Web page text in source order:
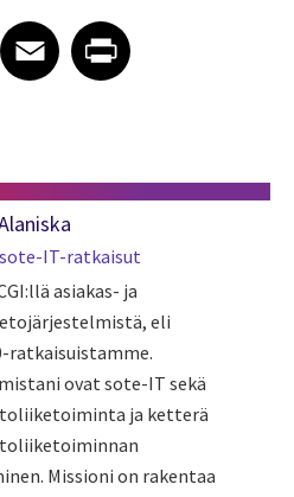
Share article on Email
EmailShare article on Print
IT-ratkaisut
asiakas- ja
eli
ratkaisuistamme.
ovat sote-IT sekä
ja ketterä
Missioni on rakentaa